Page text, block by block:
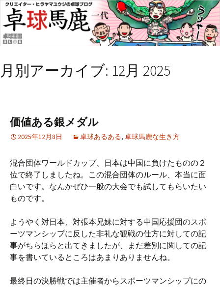
月別アーカイブ: 12月 2025
価値ある銀メダル
2025年12月8日 卓球あるある, 卓球馬鹿な生き方
混合団体ワールドカップ、日本は中国に負けたものの２
位で終了しましたね。この混合団体のルール、本当に面
白いです。なんかぜひ一般の大会でも試してもらいたい
ものです。
ようやく対日本、対張本兄妹に対する中国応援団のスポ
ーツマンシップに反した非礼な観戦の仕方に対しての記
事がちらほらと出てきましたが、まだ差別に関しての記
事を書いているところはあまりありませんね。
最終日の決勝戦では主催者からスポーツマンシップにの